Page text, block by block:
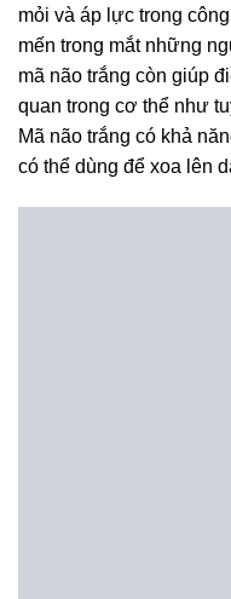
mỏi và áp lực trong
mến trong mắt những
mã não trắng còn giúp
quan trong cơ thể như
Mã não trắng có khả
có thể dùng để xoa lên